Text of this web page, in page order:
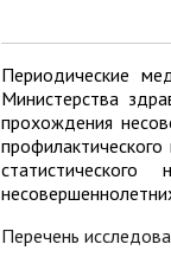
Периодические
Министерства
прохождения
Перечень